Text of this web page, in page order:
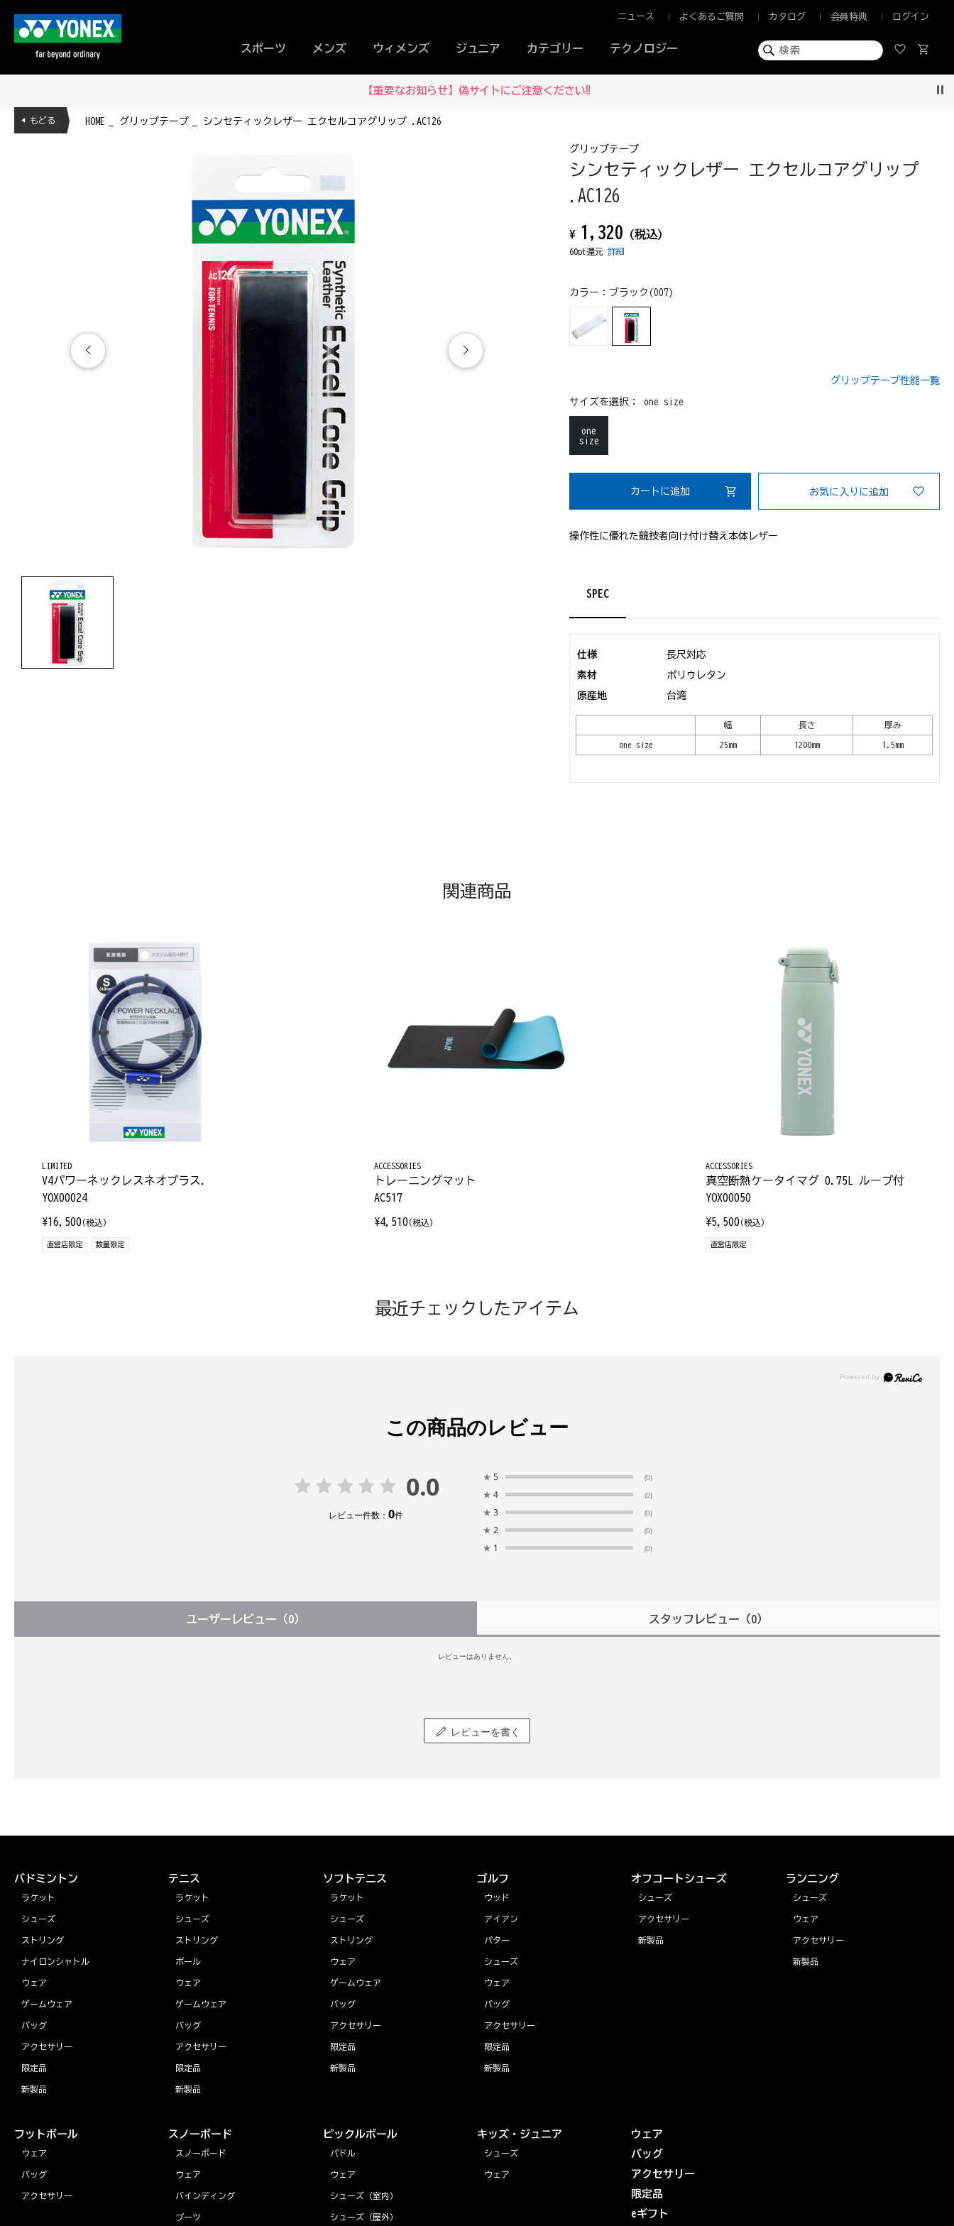
スポーツ メンズ ウィメンズ ジュニア カテゴリー テクノロジー
ニュース よくあるご質問 カタログ 会員特典 ログイン
【重要なお知らせ】偽サイトにご注意ください‼
HOME グリップテープ シンセティックレザー エクセルコアグリップ .AC126
◀ もどる
グリップテープ
シンセティックレザー エクセルコアグリップ
.AC126
¥ 1,320 (税込)
60pt還元詳細
カラー： ブラック(007)
グリップテープ性能一覧
サイズを選択：one size
one
size
カートに追加 お気に入りに追加
操作性に優れた競技者向け付け替え本体レザー
SPEC
仕様 長尺対応
素材 ポリウレタン
原産地 台湾
幅 長さ 厚み
one size 25mm 1200mm 1.5mm
関連商品
LIMITED
V4パワーネックレスネオプラス.
YOX00024
¥16,500 (税込)
直営店限定 数量限定
ACCESSORIES
トレーニングマット
AC517
¥4,510 (税込)
ACCESSORIES
真空断熱ケータイマグ 0.75L ループ付
YOX00050
¥5,500 (税込)
直営店限定
最近チェックしたアイテム
この商品のレビュー
0.0
レビュー件数： 0件
★ 5 (0)
★ 4 (0)
★ 3 (0)
★ 2 (0)
★ 1 (0)
ユーザーレビュー （0） スタッフレビュー （0）
レビューはありません。
レビューを書く
バドミントン
ラケット
シューズ
ストリング
ナイロンシャトル
ウェア
ゲームウェア
バッグ
アクセサリー
限定品
新製品
テニス
ラケット
シューズ
ストリング
ボール
ウェア
ゲームウェア
バッグ
アクセサリー
限定品
新製品
ソフトテニス
ラケット
シューズ
ストリング
ウェア
ゲームウェア
バッグ
アクセサリー
限定品
新製品
ゴルフ
ウッド
アイアン
パター
シューズ
ウェア
バッグ
アクセサリー
限定品
新製品
オフコートシューズ
シューズ
アクセサリー
新製品
ランニング
シューズ
ウェア
アクセサリー
新製品
フットボール
ウェア
バッグ
アクセサリー
スノーボード
スノーボード
ウェア
バインディング
ブーツ
ピックルボール
パドル
ウェア
シューズ（室内）
シューズ（屋外）
キッズ・ジュニア
シューズ
ウェア
ウェア
バッグ
アクセサリー
限定品
eギフト